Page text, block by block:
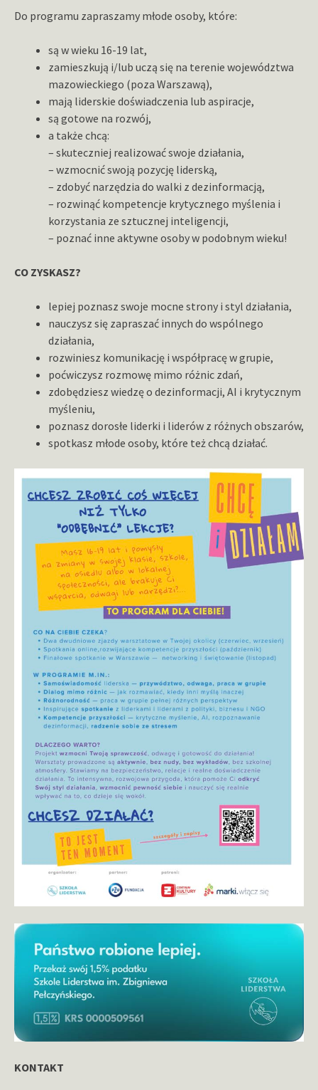
Do programu zapraszamy młode osoby, które:
są w wieku 16-19 lat,
zamieszkują i/lub uczą się na terenie województwa
mazowieckiego (poza Warszawą),
mają liderskie doświadczenia lub aspiracje,
są gotowe na rozwój,
a także chcą:
– skuteczniej realizować swoje działania,
– wzmocnić swoją pozycję liderską,
– zdobyć narzędzia do walki z dezinformacją,
– rozwinąć kompetencje krytycznego myślenia i
korzystania ze sztucznej inteligencji,
– poznać inne aktywne osoby w podobnym wieku!
CO ZYSKASZ?
lepiej poznasz swoje mocne strony i styl działania,
nauczysz się zapraszać innych do wspólnego
działania,
rozwiniesz komunikację i współpracę w grupie,
poćwiczysz rozmowę mimo różnic zdań,
zdobędziesz wiedzę o dezinformacji, AI i krytycznym
myśleniu,
poznasz dorosłe liderki i liderów z różnych obszarów,
spotkasz młode osoby, które też chcą działać.
KONTAKT